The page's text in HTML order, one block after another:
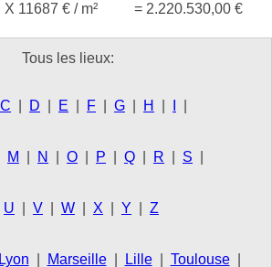
X 11687 € / m² = 2.220.530,00 €
Tous les lieux:
C D E F G H
M N O P Q R S
U V W X Y Z
Lyon Marseille| Lille| Toulouse|